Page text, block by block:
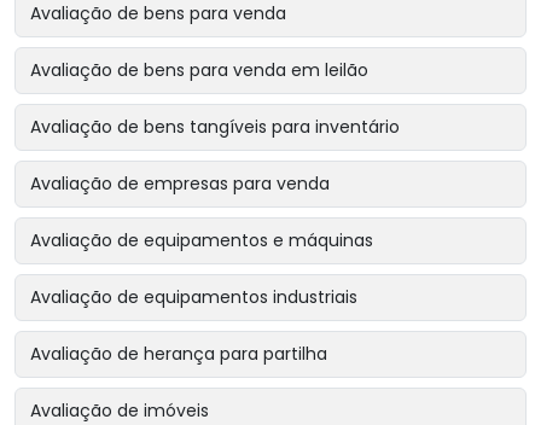
Avaliação de bens para venda
Avaliação de bens para venda em leilão
Avaliação de bens tangíveis para inventário
Avaliação de empresas para venda
Avaliação de equipamentos e máquinas
Avaliação de equipamentos industriais
Avaliação de herança para partilha
Avaliação de imóveis